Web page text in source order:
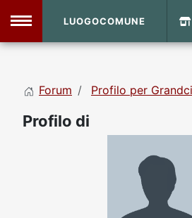
LUOGOCOMUNE
Forum Profilo per
Profilo di